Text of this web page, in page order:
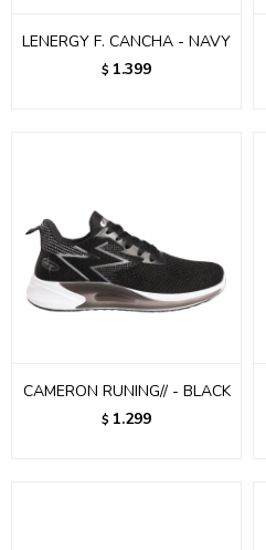
LENERGY F. CANCHA - NAVY
$ 1.399
CAMERON RUNING// - BLACK
$ 1.299